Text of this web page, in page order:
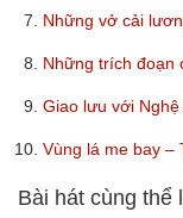
7. Những vở cải
8. Những trích đoạn
9. Giao lưu với
10. Vùng lá me bay –
Bài hát cùng thể